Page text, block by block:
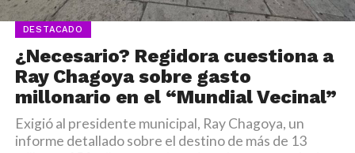
DESTACADO
¿Necesario? Regidora cuestiona a
Ray Chagoya sobre gasto
millonario en el “Mundial Vecinal”
Exigió al presidente municipal, Ray Chagoya, un
informe detallado sobre el destino de más de 13